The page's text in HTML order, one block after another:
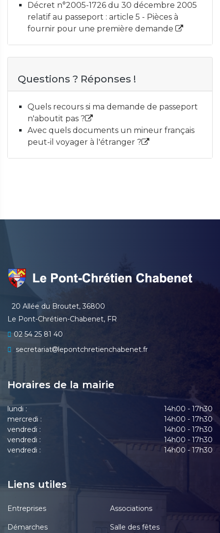
Décret n°2005-1726 du 30 décembre 2005
relatif au passeport : article 5 - Pièces à
fournir pour une première demande
Questions ? Réponses !
Quels recours si ma demande de passeport
n'aboutit pas ?
Avec quels documents un mineur français
peut-il voyager à l'étranger ?
20 Allée du Broutet, 36800
Le Pont-Chrétien-Chabenet, FR
02 54 25 81 40
secretariat
lepontchretienchabenet.fr
Horaires de la mairie
lundi :
14h00 - 17h30
mercredi :
14h00 - 17h30
vendredi :
14h00 - 17h30
vendredi :
14h00 - 17h30
vendredi :
14h00 - 17h30
Liens utiles
Entreprises Associations
Démarches Salle des fêtes